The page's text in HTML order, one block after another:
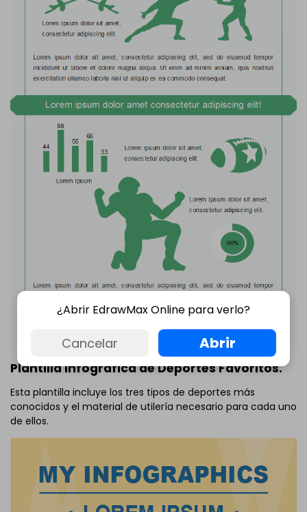
Plantilla Infográfica de Deportes Favoritos.
Esta plantilla incluye los tres tipos de deportes más
conocidos y el material de utilería necesario para cada uno
de ellos.
¿Abrir EdrawMax Online para verlo?
Cancelar Abrir